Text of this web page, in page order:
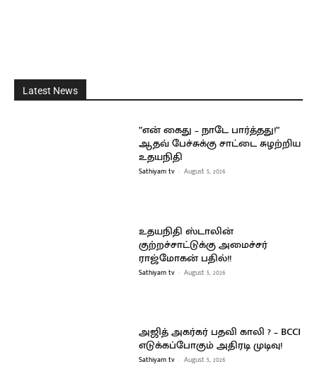
Latest News
”என் கைது – நாடே பார்த்தது!”
ஆதவ் பேச்சுக்கு சாட்டை சுழற்றிய
உதயநிதி
Sathiyam tv - August 5, 2026
உதயநிதி ஸ்டாலின்
குற்றச்சாட்டுக்கு அமைச்சர்
ராஜ்மோகன் பதில்!!
Sathiyam tv - August 5, 2026
அஜித் அகர்கர் பதவி காலி ? – BCCI
எடுக்கப்போகும் அதிரடி முடிவு!
Sathiyam tv - August 5, 2026